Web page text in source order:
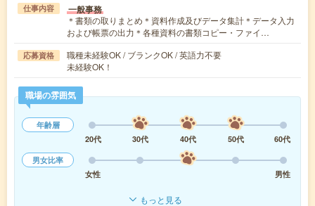
仕事内容 一般事務
＊書類の取りまとめ＊資料作成及びデータ集計＊データ入力
および帳票の出力＊各種資料の書類コピー・ファイ…
応募資格
職種未経験OK / ブランクOK / 英語力不要
未経験OK！
職場の雰囲気
年齢層
20代
30代 40代 50代
60代
男女比率
女性
男性
もっと見る